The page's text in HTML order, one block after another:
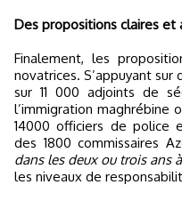
Des propositions claires et
Finalement, les
novatrices. S’appuyant
sur 11 000 adjoints de
l’immigration maghrébine
14000 officiers de police
des 1800 commissaires
dans les deux ou trois ans
les niveaux de